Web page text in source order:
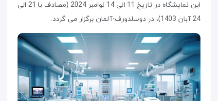
این نمایشگاه در تاریخ 11 الی 14 نوامبر 2024 (مصادف با 21 الی
24 آبان 1403)، در دوسلدورف-آلمان برگزار می گردد.